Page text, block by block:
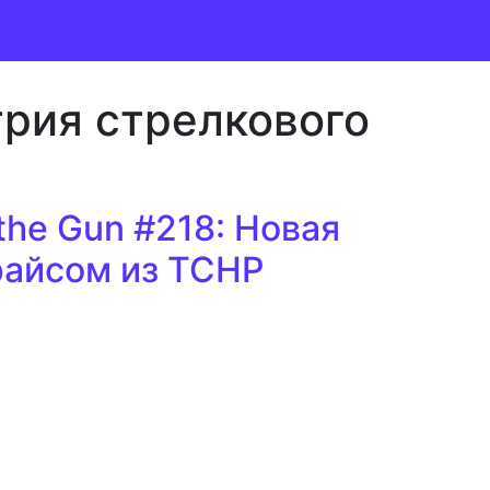
стрелкового
Gun #218: Новая
из TCHP